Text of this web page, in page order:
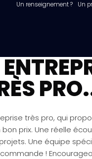
Un renseignement ? Un
très pro, qui
prix. Une réelle
Une équipe
!